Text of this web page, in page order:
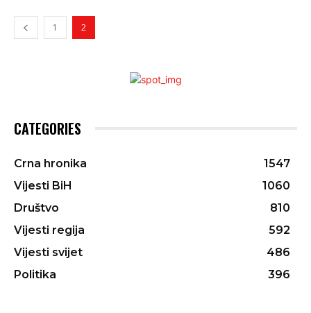
1 2
CATEGORIES
Crna hronika
1547
Vijesti BiH
1060
Društvo
810
Vijesti regija
592
Vijesti svijet
486
Politika
396